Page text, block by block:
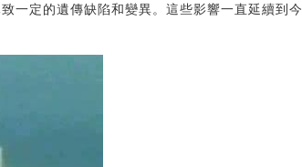
一定的遺傳缺陷和變異。這些影響一直延續到今